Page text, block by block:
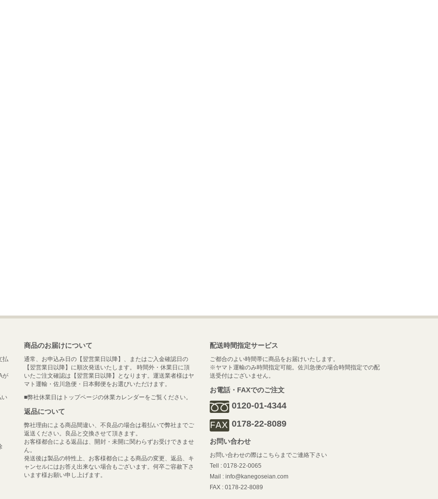
払
が
い
商品のお届けについて
通常、お申込み日の【翌営業日以降】、またはご入金確認日の
【翌営業日以降】に順次発送いたします。 時間外・休業日に頂
いたご注文確認は【翌営業日以降】となります。運送業者様はヤ
マト運輸・佐川急便・日本郵便をお選びいただけます。
■弊社休業日はトップページの休業カレンダーをご覧ください。
返品について
弊社理由による商品間違い、不良品の場合は着払いで弊社までご
返送ください。良品と交換させて頂きます。
お客様都合による返品は、開封・未開に関わらずお受けできませ
ん。
発送後は製品の特性上、お客様都合による商品の変更、返品、キ
ャンセルにはお答え出来ない場合もございます。何卒ご容赦下さ
います様お願い申し上げます。
配送時間指定サービス
ご都合のよい時間帯に商品をお届けいたします。
※ヤマト運輸のみ時間指定可能。佐川急便の場合時間指定での配
送受付はございません。
お電話・FAXでのご注文
0120-01-4344
0178-22-8089
お問い合わせ
お問い合わせの際はこちらまでご連絡下さい
Tell : 0178-22-0065
Mail : info@kanegoseian.com
FAX : 0178-22-8089